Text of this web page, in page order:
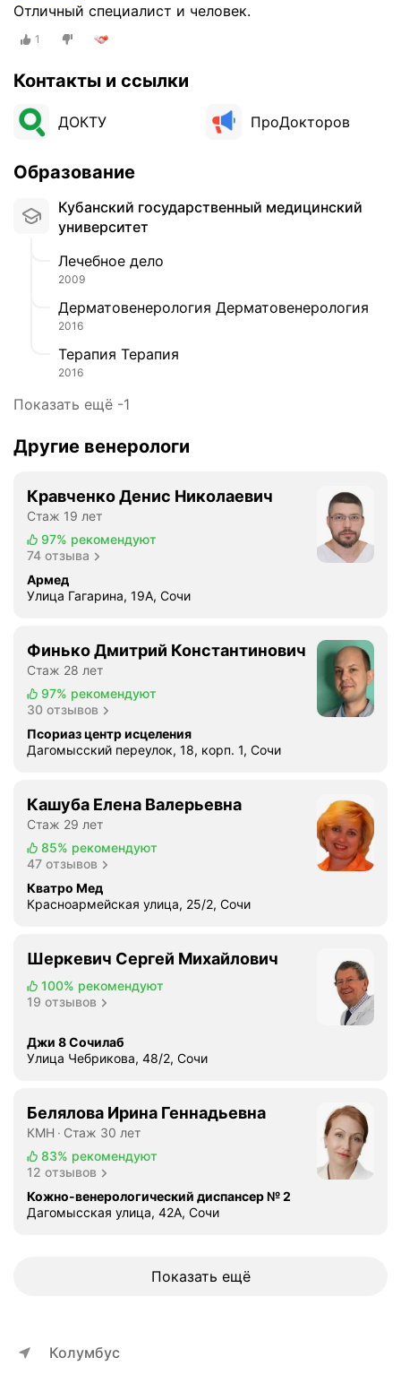
Отличный специалист и человек.
1
Контакты и ссылки
ДОКТУ ПроДокторов
Образование
Кубанский государственный медицинский
университет
Лечебное дело
2009
Дерматовенерология Дерматовенерология
2016
Терапия Терапия
2016
Показать ещё -1
Другие венерологи
Кравченко Денис Николаевич
Стаж 19 лет
97% рекомендуют
74 отзыва
Армед
Улица Гагарина, 19А, Сочи
Финько Дмитрий Константинович
Стаж 28 лет
97% рекомендуют
30 отзывов
Псориаз центр исцеления
Дагомысский переулок, 18, корп. 1, Сочи
Кашуба Елена Валерьевна
Стаж 29 лет
85% рекомендуют
47 отзывов
Кватро Мед
Красноармейская улица, 25/2, Сочи
Шеркевич Сергей Михайлович
100% рекомендуют
19 отзывов
Джи 8 Сочилаб
Улица Чебрикова, 48/2, Сочи
Белялова Ирина Геннадьевна
КМН
Стаж 30 лет
83% рекомендуют
12 отзывов
Кожно-венерологический диспансер № 2
Дагомысская улица, 42А, Сочи
Показать ещё
Колумбус